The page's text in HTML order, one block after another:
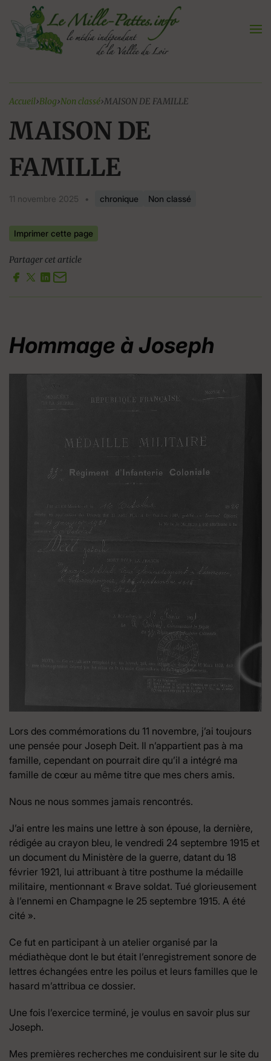
contenu
Accueil›Blog›Non classé›MAISON DE FAMILLE
MAISON DE
FAMILLE
11 novembre 2025 • chronique Non classé
Imprimer cette page
Partager cet article
Hommage à Joseph
Lors des commémorations du 11 novembre, j’ai toujours
une pensée pour Joseph Deit. Il n’appartient pas à ma
famille, cependant on pourrait dire qu’il a intégré ma
famille de cœur au même titre que mes chers amis.
Nous ne nous sommes jamais rencontrés.
J’ai entre les mains une lettre à son épouse, la dernière,
rédigée au crayon bleu, le vendredi 24 septembre 1915 et
un document du Ministère de la guerre, datant du 18
février 1921, lui attribuant à titre posthume la médaille
militaire, mentionnant « Brave soldat. Tué glorieusement
à l’ennemi en Champagne le 25 septembre 1915. A été
cité ».
Ce fut en participant à un atelier organisé par la
médiathèque dont le but était l’enregistrement sonore de
lettres échangées entre les poilus et leurs familles que le
hasard m’attribua ce dossier.
Une fois l’exercice terminé, je voulus en savoir plus sur
Joseph.
Mes premières recherches me conduisirent sur le site du